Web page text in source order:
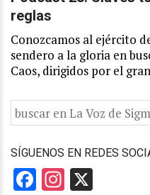
reglas
Conozcamos al ejército
sendero a la gloria en
Caos, dirigidos por el
SÍGUENOS EN REDES
Facebook